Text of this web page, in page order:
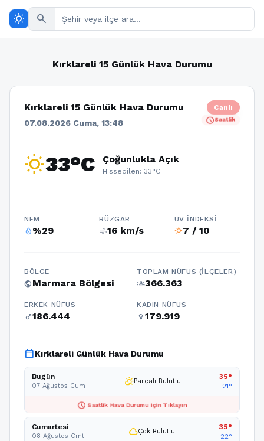
wb_sunny search
Kırklareli 15 Günlük Hava Durumu
Kırklareli 15 Günlük Hava Durumu
07.08.2026 Cuma, 13:48
Canlı
scheduleSaatlik
wb_sunny33°C Çoğunlukla Açık
Hissedilen: 33°C
NEM
humidity_percentage%29
RÜZGAR
air16 km/s
UV İNDEKSI
wb_sunny7 / 10
BÖLGE
publicMarmara Bölgesi
TOPLAM NÜFUS (İLÇELER)
groups366.363
ERKEK NÜFUS
male186.444
KADIN NÜFUS
female 179.919
calendar_todayKırklareli Günlük Hava Durumu
Bugün
07 Ağustos Cum partly_cloudy_dayParçalı Bulutlu
35°
21°
schedule Saatlik Hava Durumu için Tıklayın
Cumartesi
08 Ağustos Cmt cloudÇok Bulutlu
35°
22°